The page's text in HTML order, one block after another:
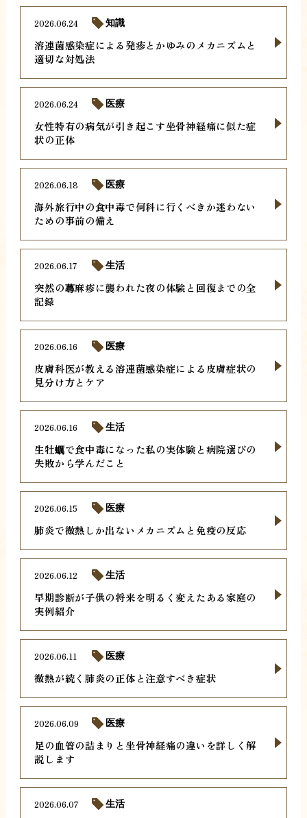
溶連菌感染症による発疹とかゆみのメカニズムと
適切な対処法
2026.06.24 知識
女性特有の病気が引き起こす坐骨神経痛に似た症
状の正体
2026.06.24 医療
海外旅行中の食中毒で何科に行くべきか迷わない
ための事前の備え
2026.06.18 医療
突然の蕁麻疹に襲われた夜の体験と回復までの全
記録
2026.06.17 生活
皮膚科医が教える溶連菌感染症による皮膚症状の
見分け方とケア
2026.06.16 医療
生牡蠣で食中毒になった私の実体験と病院選びの
失敗から学んだこと
2026.06.16 生活
肺炎で微熱しか出ないメカニズムと免疫の反応
2026.06.15 医療
早期診断が子供の将来を明るく変えたある家庭の
実例紹介
2026.06.12 生活
微熱が続く肺炎の正体と注意すべき症状
2026.06.11 医療
足の血管の詰まりと坐骨神経痛の違いを詳しく解
説します
2026.06.09 医療
2026.06.07 生活